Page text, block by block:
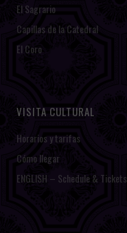
El Sagrario
Capillas de la Catedral
El Coro
VISITA CULTURAL
Horarios y tarifas
Cómo llegar
ENGLISH – Schedule & Tickets